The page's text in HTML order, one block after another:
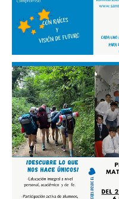
Conócenos
Orientación Educativa
Enseñanza - Aprendizaje
Acción Tutorial
Atención a la diversidad
Orientación Académica y Profesional
PASTORAL